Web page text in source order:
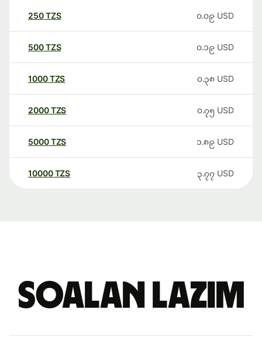
250TZS ၀.၀၉ USD
500TZS ၀.၁၉ USD
1000TZS ၀.၃၈ USD
2000TZS ၀.၇၅ USD
5000TZS ၁.၈၉ USD
10000 TZS ၃.၇၇ USD
Soalan Lazim